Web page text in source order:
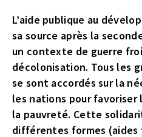
L’aide publique au
sa source après la
un contexte de guerre
décolonisation. Tous les
se sont accordés sur la
les nations pour
la pauvreté. Cette
différentes formes